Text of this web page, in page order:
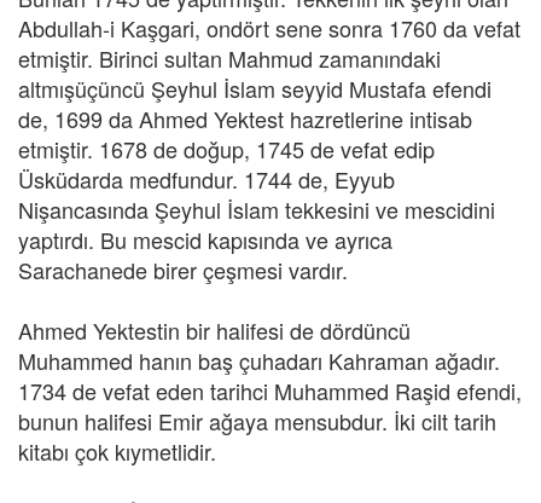
Abdullah-i Kaşgari, ondört sene sonra 1760 da vefat
etmiştir. Birinci sultan Mahmud zamanındaki
altmışüçüncü Şeyhul İslam seyyid Mustafa efendi
de, 1699 da Ahmed Yektest hazretlerine intisab
etmiştir. 1678 de doğup, 1745 de vefat edip
Üsküdarda medfundur. 1744 de, Eyyub
Nişancasında Şeyhul İslam tekkesini ve mescidini
yaptırdı. Bu mescid kapısında ve ayrıca
Sarachanede birer çeşmesi vardır.
Ahmed Yektestin bir halifesi de dördüncü
Muhammed hanın baş çuhadarı Kahraman ağadır.
1734 de vefat eden tarihci Muhammed Raşid efendi,
bunun halifesi Emir ağaya mensubdur. İki cilt tarih
kitabı çok kıymetlidir.